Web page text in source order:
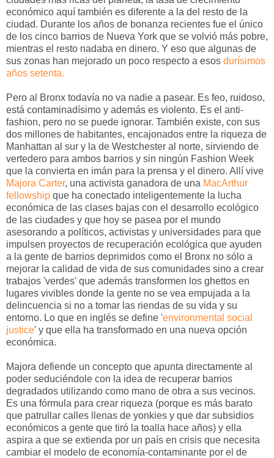
económico aquí también es diferente a la del resto de la
ciudad. Durante los años de bonanza recientes fue el único
de los cinco barrios de Nueva York que se volvió más pobre,
mientras el resto nadaba en dinero. Y eso que algunas de
sus zonas han mejorado un poco respecto a esos durísimos
años setenta.
Pero al Bronx todavía no va nadie a pasear. Es feo, ruidoso,
está contaminadísimo y además es violento. Es el anti-
fashion, pero no se puede ignorar. También existe, con sus
dos millones de habitantes, encajonados entre la riqueza de
Manhattan al sur y la de Westchester al norte, sirviendo de
vertedero para ambos barrios y sin ningún Fashion Week
que la convierta en imán para la prensa y el dinero. Allí vive
Majora Carter, una activista ganadora de una MacArthur
fellowship que ha conectado inteligentemente la lucha
económica de las clases bajas con el desarrollo ecológico
de las ciudades y que hoy se pasea por el mundo
asesorando a políticos, activistas y universidades para que
impulsen proyectos de recuperación ecológica que ayuden
a la gente de barrios deprimidos como el Bronx no sólo a
mejorar la calidad de vida de sus comunidades sino a crear
trabajos 'verdes' que además transformen los ghettos en
lugares vivibles donde la gente no se vea empujada a la
delincuencia si no a tomar las riendas de su vida y su
entorno. Lo que en inglés se define 'environmental social
justice' y que ella ha transformado en una nueva opción
económica.
Majora defiende un concepto que apunta directamente al
poder seduciéndole con la idea de recuperar barrios
degradados utilizando como mano de obra a sus vecinos.
Es una fórmula para crear riqueza (porque es más barato
que patrullar calles llenas de yonkies y que dar subsidios
económicos a gente que tiró la toalla hace años) y ella
aspira a que se extienda por un país en crisis que necesita
cambiar el modelo de economía-contaminante por el de